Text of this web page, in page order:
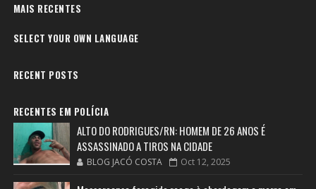
MAIS RECENTES
SELECT YOUR OWN LANGUAGE
RECENT POSTS
RECENTES EM POLÍCIA
ALTO DO RODRIGUES/RN: HOMEM DE 26 ANOS É
ASSASSINADO A TIROS NA CIDADE
BLOG JACÓ COSTA Oct 12, 2025